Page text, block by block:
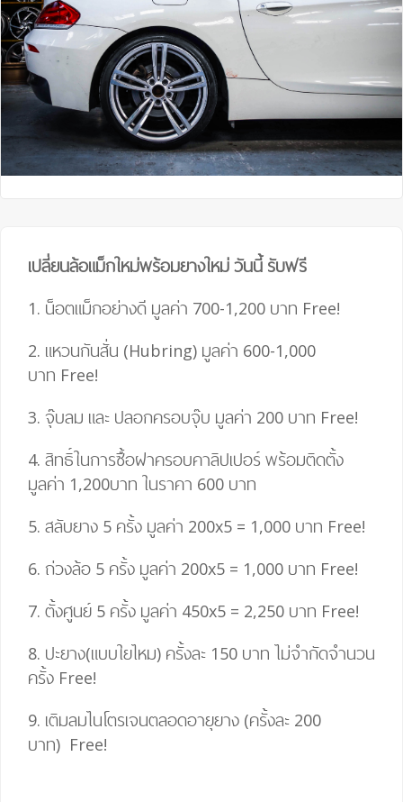
เปลี่ยนล้อแม็กใหม่พร้อมยางใหม่ วันนี้ รับฟรี
1. น็อตแม็กอย่างดี มูลค่า 700-1,200 บาท Free!
2. แหวนกันสั่น (Hubring) มูลค่า 600-1,000
บาท Free!
3. จุ๊บลม และ ปลอกครอบจุ๊บ มูลค่า 200 บาท Free!
4. สิทธิ์ในการซื้อฝาครอบคาลิปเปอร์ พร้อมติดตั้ง
มูลค่า 1,200บาท ในราคา 600 บาท
5. สลับยาง 5 ครั้ง มูลค่า 200x5 = 1,000 บาท Free!
6. ถ่วงล้อ 5 ครั้ง มูลค่า 200x5 = 1,000 บาท Free!
7. ตั้งศูนย์ 5 ครั้ง มูลค่า 450x5 = 2,250 บาท Free!
8. ปะยาง(แบบใยไหม) ครั้งละ 150 บาท ไม่จำกัดจำนวน
ครั้ง Free!
9. เติมลมไนโตรเจนตลอดอายุยาง (ครั้งละ 200
บาท) Free!